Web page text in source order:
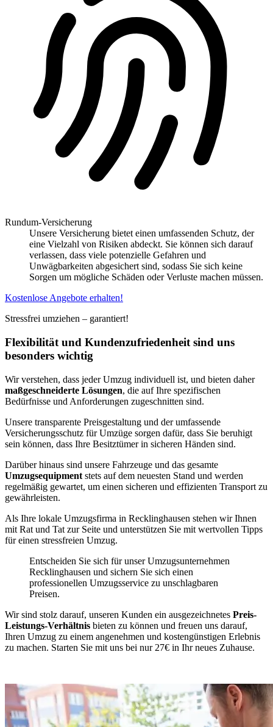
Rundum-Versicherung
Unsere Versicherung bietet einen umfassenden Schutz, der
eine Vielzahl von Risiken abdeckt. Sie können sich darauf
verlassen, dass viele potenzielle Gefahren und
Unwägbarkeiten abgesichert sind, sodass Sie sich keine
Sorgen um mögliche Schäden oder Verluste machen müssen.
Kostenlose Angebote erhalten!
Stressfrei umziehen – garantiert!
Flexibilität und Kundenzufriedenheit sind uns
besonders wichtig
Wir verstehen, dass jeder Umzug individuell ist, und bieten daher
maßgeschneiderte Lösungen, die auf Ihre spezifischen
Bedürfnisse und Anforderungen zugeschnitten sind.
Unsere transparente Preisgestaltung und der umfassende
Versicherungsschutz für Umzüge sorgen dafür, dass Sie beruhigt
sein können, dass Ihre Besitztümer in sicheren Händen sind.
Darüber hinaus sind unsere Fahrzeuge und das gesamte
Umzugsequipment stets auf dem neuesten Stand und werden
regelmäßig gewartet, um einen sicheren und effizienten Transport zu
gewährleisten.
Als Ihre lokale Umzugsfirma in Recklinghausen stehen wir Ihnen
mit Rat und Tat zur Seite und unterstützen Sie mit wertvollen Tipps
für einen stressfreien Umzug.
Entscheiden Sie sich für unser Umzugsunternehmen
Recklinghausen und sichern Sie sich einen
professionellen Umzugsservice zu unschlagbaren
Preisen.
Wir sind stolz darauf, unseren Kunden ein ausgezeichnetes Preis-
Leistungs-Verhältnis bieten zu können und freuen uns darauf,
Ihren Umzug zu einem angenehmen und kostengünstigen Erlebnis
zu machen. Starten Sie mit uns bei nur 27€ in Ihr neues Zuhause.